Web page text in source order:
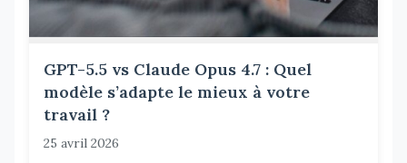
GPT-5.5 vs Claude Opus 4.7 : Quel
modèle s’adapte le mieux à votre
travail ?
25 avril 2026